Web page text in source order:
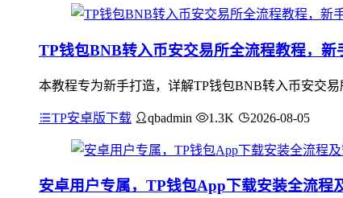
TP钱包BNB转入币安交易所全流程教程，新
本教程专为新手打造，详解TP钱包BNB转入币安交
TP安卓版下载 qbadmin 1.3K 2026-08-05
安卓用户专属，TP钱包App下载安装全流程